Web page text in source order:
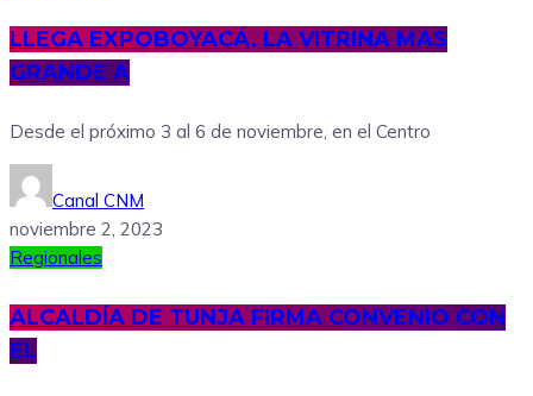
LLEGA EXPOBOYACÁ, LA VITRINA MAS
GRANDE A
Desde el próximo 3 al 6 de noviembre, en el Centro
Canal CNM
noviembre 2, 2023
Regionales
ALCALDÍA DE TUNJA FIRMA CONVENIO CON
EL